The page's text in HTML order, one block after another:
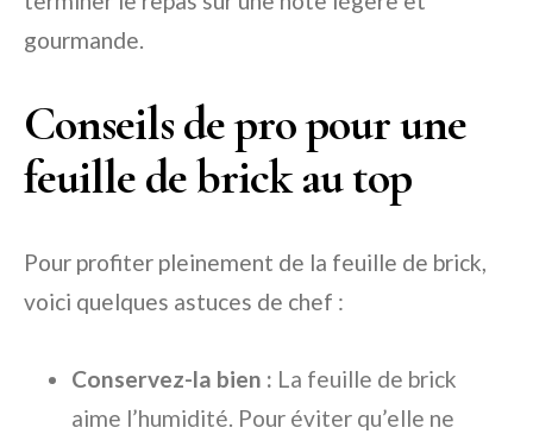
gourmande.
Conseils de pro pour une
feuille de brick au top
Pour profiter pleinement de la feuille de brick,
voici quelques astuces de chef :
Conservez-la bien : La feuille de brick
aime l’humidité. Pour éviter qu’elle ne